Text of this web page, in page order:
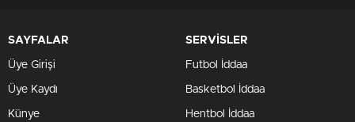
SAYFALAR
Üye Girişi
Üye Kaydı
Künye
SERVİSLER
Futbol İddaa
Basketbol İddaa
Hentbol İddaa